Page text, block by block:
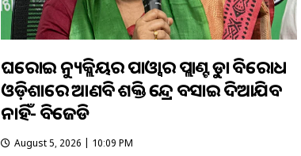
ଘରୋଇ ନ୍ୟୁକ୍ଲିୟର ପାଓ୍ବାର ପ୍ଲାଣ୍ଟକୁ କଡ଼ା ବିରୋଧ
ଓଡ଼ିଶାରେ ଆଣବିକ ଶକ୍ତି କେନ୍ଦ୍ର ବସାଇ ଦିଆଯିବ
ନାହିଁ- ବିଜେଡି
August 5, 2026 | 10:09 PM